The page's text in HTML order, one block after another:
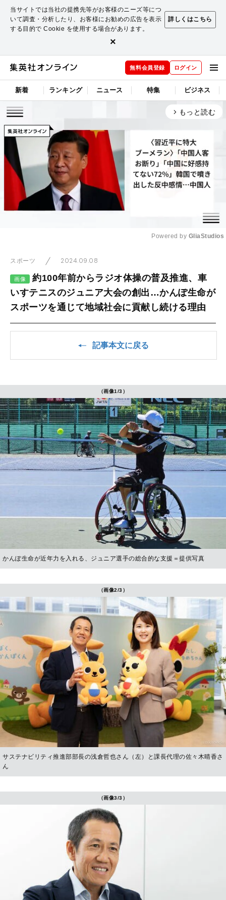
当サイトでは当社の提携先等がお客様のニーズ等につ
いて調査・分析したり、お客様にお勧めの広告を表示
する目的で Cookie を使用する場合があります。
詳しくはこちら
×
無料会員登録 ログイン
新着 ランキング ニュース 特集 ビジネス
arrow_forward_ios もっと読む
Powered by GliaStudios
スポーツ 2024.09.08
画像
約100年前からラジオ体操の普及推進、車
いすテニスのジュニア大会の創出…かんぽ生命が
スポーツを通じて地域社会に貢献し続ける理由
記事本文に戻る
（画像1/3）
かんぽ生命が近年力を入れる、ジュニア選手の総合的な支援＝提供写真
（画像2/3）
サステナビリティ推進部部長の浅倉哲也さん（左）と課長代理の佐々木晴香さ
ん
（画像3/3）